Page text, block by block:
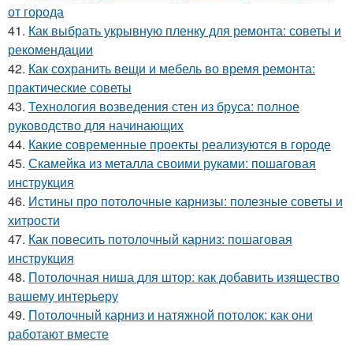
от города
41. Как выбрать укрывную пленку для ремонта: советы и
рекомендации
42. Как сохранить вещи и мебель во время ремонта:
практические советы
43. Технология возведения стен из бруса: полное
руководство для начинающих
44. Какие современные проекты реализуются в городе
45. Скамейка из металла своими руками: пошаговая
инструкция
46. Истины про потолочные карнизы: полезные советы и
хитрости
47. Как повесить потолочный карниз: пошаговая
инструкция
48. Потолочная ниша для штор: как добавить изящество
вашему интерьеру
49. Потолочный карниз и натяжной потолок: как они
работают вместе